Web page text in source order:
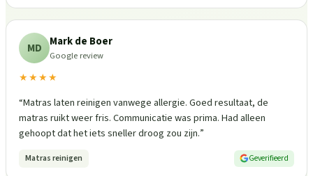
MD Mark de Boer
Google review
★★★★
“Matras laten reinigen vanwege allergie. Goed resultaat, de
matras ruikt weer fris. Communicatie was prima. Had alleen
gehoopt dat het iets sneller droog zou zijn.”
Matras reinigen Geverifieerd